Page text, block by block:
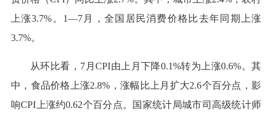
上涨3.7%。1—7月，全国居民消费价格比去年同期上涨
3.7%。
从环比看，7月CPI由上月下降0.1%转为上涨0.6%。其
中，食品价格上涨2.8%，涨幅比上月扩大2.6个百分点，影
响CPI上涨约0.62个百分点。国家统计局城市司高级统计师